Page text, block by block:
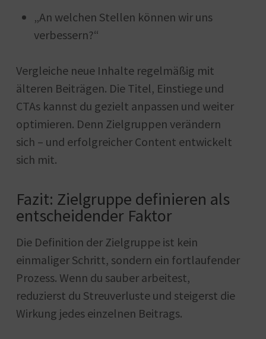
„An welchen Stellen können wir uns
verbessern?“
Vergleiche neue Inhalte regelmäßig mit
älteren Beiträgen. Die Titel, Einstiege und
CTAs kannst du gezielt anpassen und weiter
optimieren. Denn Zielgruppen verändern
sich – und erfolgreicher Content entwickelt
sich mit.
Fazit: Zielgruppe definieren als
entscheidender Faktor
Die Definition der Zielgruppe ist kein
einmaliger Schritt, sondern ein fortlaufender
Prozess. Wenn du sauber arbeitest,
reduzierst du Streuverluste und steigerst die
Wirkung jedes einzelnen Beitrags.